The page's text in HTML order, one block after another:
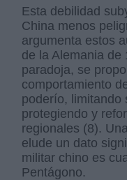
Esta debilidad
China menos
argumenta estos
de la Alemania de
paradoja, se
comportamiento
poderío, limitando
protegiendo y
regionales (8).
elude un dato
militar chino es
Pentágono.